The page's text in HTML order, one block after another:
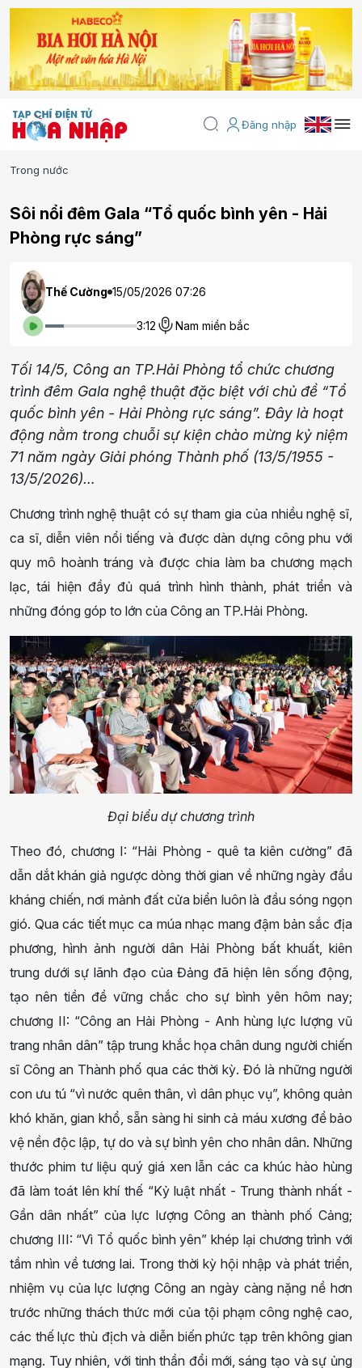
Đăng nhập
Trong nước
Sôi nổi đêm Gala “Tổ quốc bình yên - Hải
Phòng rực sáng”
Thế Cường 15/05/2026 07:26
3:12 Nam miền bắc
Tối 14/5, Công an TP.Hải Phòng tổ chức chương
trình đêm Gala nghệ thuật đặc biệt với chủ đề “Tổ
quốc bình yên - Hải Phòng rực sáng”. Đây là hoạt
động nằm trong chuỗi sự kiện chào mừng kỷ niệm
71 năm ngày Giải phóng Thành phố (13/5/1955 -
13/5/2026)…
Chương trình nghệ thuật có sự tham gia của nhiều nghệ sĩ,
ca sĩ, diễn viên nổi tiếng và được dàn dựng công phu với
quy mô hoành tráng và được chia làm ba chương mạch
lạc, tái hiện đầy đủ quá trình hình thành, phát triển và
những đóng góp to lớn của Công an TP.Hải Phòng.
Đại biểu dự chương trình
Theo đó, chương I: “Hải Phòng - quê ta kiên cường” đã
dẫn dắt khán giả ngược dòng thời gian về những ngày đầu
kháng chiến, nơi mảnh đất cửa biển luôn là đầu sóng ngọn
gió. Qua các tiết mục ca múa nhạc mang đậm bản sắc địa
phương, hình ảnh người dân Hải Phòng bất khuất, kiên
trung dưới sự lãnh đạo của Đảng đã hiện lên sống động,
tạo nên tiền đề vững chắc cho sự bình yên hôm nay;
chương II: “Công an Hải Phòng - Anh hùng lực lượng vũ
trang nhân dân” tập trung khắc họa chân dung người chiến
sĩ Công an Thành phố qua các thời kỳ. Đó là những người
con ưu tú “vì nước quên thân, vì dân phục vụ”, không quản
khó khăn, gian khổ, sẵn sàng hi sinh cả máu xương để bảo
vệ nền độc lập, tự do và sự bình yên cho nhân dân. Những
thước phim tư liệu quý giá xen lẫn các ca khúc hào hùng
đã làm toát lên khí thế “Kỷ luật nhất - Trung thành nhất -
Gần dân nhất” của lực lượng Công an thành phố Cảng;
chương III: “Vì Tổ quốc bình yên” khép lại chương trình với
tầm nhìn về tương lai. Trong thời kỳ hội nhập và phát triển,
nhiệm vụ của lực lượng Công an ngày càng nặng nề hơn
trước những thách thức mới của tội phạm công nghệ cao,
các thế lực thù địch và diễn biến phức tạp trên không gian
mạng. Tuy nhiên, với tinh thần đổi mới, sáng tạo và sự ủng